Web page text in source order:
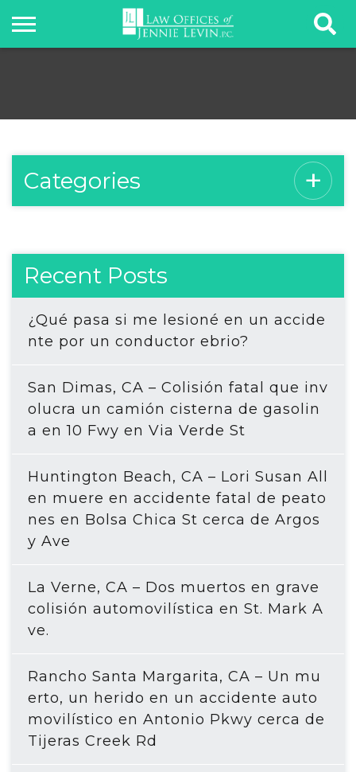
Categories
Recent Posts
¿Qué pasa si me lesioné en un accide
nte por un conductor ebrio?
San Dimas, CA – Colisión fatal que inv
olucra un camión cisterna de gasolin
a en 10 Fwy en Via Verde St
Huntington Beach, CA – Lori Susan All
en muere en accidente fatal de peato
nes en Bolsa Chica St cerca de Argos
y Ave
La Verne, CA – Dos muertos en grave
colisión automovilística en St. Mark A
ve.
Rancho Santa Margarita, CA – Un mu
erto, un herido en un accidente auto
movilístico en Antonio Pkwy cerca de
Tijeras Creek Rd